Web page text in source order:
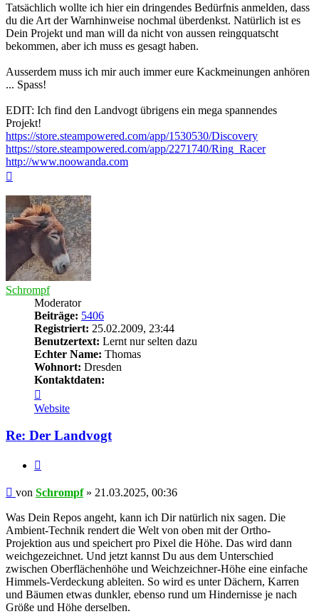
Tatsächlich wollte ich hier ein dringendes Bedürfnis anmelden, dass
du die Art der Warnhinweise nochmal überdenkst. Natürlich ist es
Dein Projekt und man will da nicht von aussen reingquatscht
bekommen, aber ich muss es gesagt haben.
Ausserdem muss ich mir auch immer eure Kackmeinungen anhören
... Spass!
EDIT: Ich find den Landvogt übrigens ein mega spannendes
Projekt!
https://store.steampowered.com/app/1530530/Discovery
https://store.steampowered.com/app/2271740/Ring_Racer
http://www.noowanda.com
Schrompf
Moderator
Beiträge: 5406
Registriert: 25.02.2009, 23:44
Benutzertext: Lernt nur selten dazu
Echter Name: Thomas
Wohnort: Dresden
Kontaktdaten:
von
Schrompf
Website
Re: Der Landvogt
Beitrag
von Schrompf» 21.03.2025, 00:36
Was Dein Repos angeht, kann ich Dir natürlich nix sagen. Die
Ambient-Technik rendert die Welt von oben mit der Ortho-
Projektion aus und speichert pro Pixel die Höhe. Das wird dann
weichgezeichnet. Und jetzt kannst Du aus dem Unterschied
zwischen Oberflächenhöhe und Weichzeichner-Höhe eine einfache
Himmels-Verdeckung ableiten. So wird es unter Dächern, Karren
und Bäumen etwas dunkler, ebenso rund um Hindernisse je nach
Größe und Höhe derselben.